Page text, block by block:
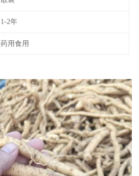
1-2年
药用食用